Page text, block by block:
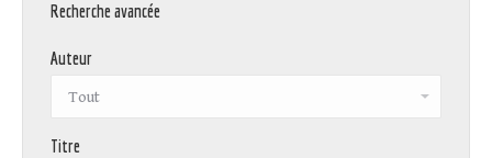
Recherche avancée
Auteur
Titre